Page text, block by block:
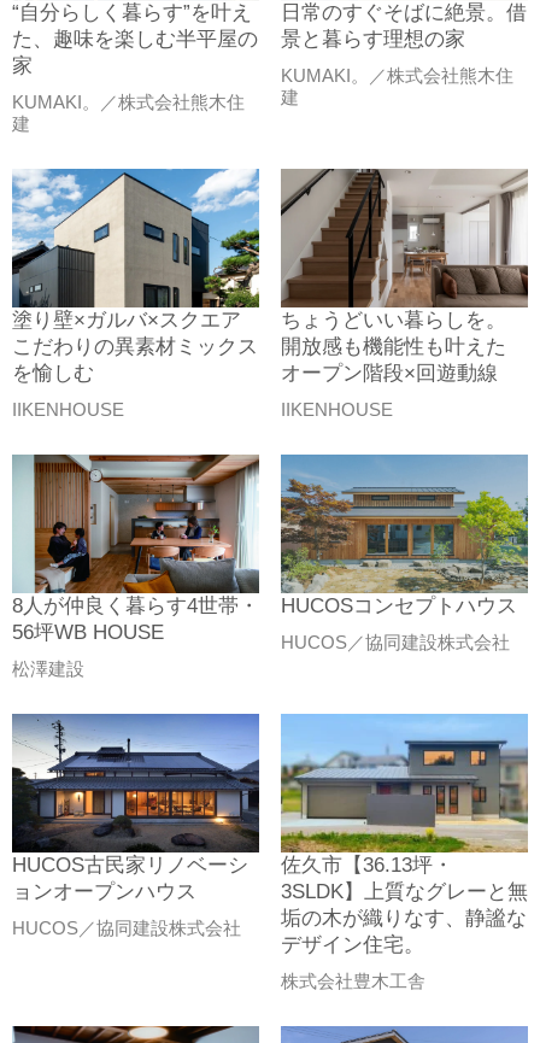
“自分らしく暮らす”を叶え
た、趣味を楽しむ半平屋の
家
KUMAKI。／株式会社熊木住
建
日常のすぐそばに絶景。借
景と暮らす理想の家
KUMAKI。／株式会社熊木住
建
塗り壁×ガルバ×スクエア
こだわりの異素材ミックス
を愉しむ
IIKENHOUSE
ちょうどいい暮らしを。
開放感も機能性も叶えた
オープン階段×回遊動線
IIKENHOUSE
8人が仲良く暮らす4世帯・
56坪WB HOUSE
松澤建設
HUCOSコンセプトハウス
HUCOS／協同建設株式会社
HUCOS古民家リノベーシ
ョンオープンハウス
HUCOS／協同建設株式会社
佐久市【36.13坪・
3SLDK】上質なグレーと無
垢の木が織りなす、静謐な
デザイン住宅。
株式会社豊木工舎